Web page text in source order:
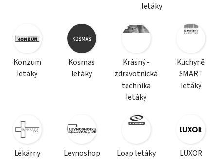
letáky
Konzum
letáky
Kosmas
letáky
Krásný -
zdravotnická
technika
letáky
Kuchyně
SMART
letáky
Lékárny
Levnoshop
Loap letáky
LUXOR